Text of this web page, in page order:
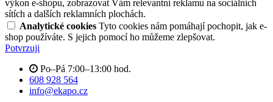
výkon e-shopu, zobrazovat Vám relevantní reklamu na sociálních
sítích a dalších reklamních plochách.
Analytické cookies Tyto cookies nám pomáhají pochopit, jak e-
shop používáte. S jejich pomocí ho můžeme zlepšovat.
Potvrzuji
Po–Pá 7:00–13:00 hod.
608 928 564
info@ekapo.cz